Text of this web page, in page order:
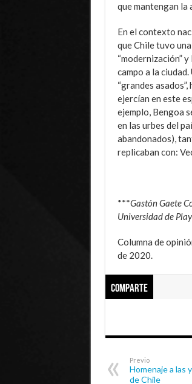
que mantengan la
En el contexto
que Chile tuvo
“modernización”
campo a la
“grandes
ejercían en este
ejemplo, Bengoa
en las urbes del
abandonados),
replicaban con:
***Gastón Gaete
Universidad de
Columna de
de 2020.
Comparte
Previo
Homenaje a las
de Chile